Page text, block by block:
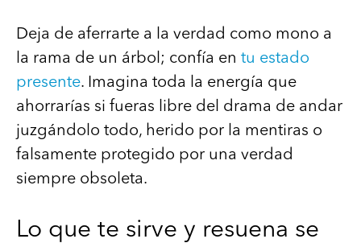
Deja de aferrarte a la verdad como mono a
la rama de un árbol; confía en tu estado
presente. Imagina toda la energía que
ahorrarías si fueras libre del drama de andar
juzgándolo todo, herido por la mentiras o
falsamente protegido por una verdad
siempre obsoleta.
Lo que te sirve y resuena se